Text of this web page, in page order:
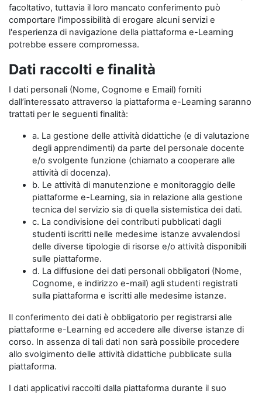
facoltativo, tuttavia il loro mancato conferimento può
comportare l'impossibilità di erogare alcuni servizi e
l'esperienza di navigazione della piattaforma e-Learning
potrebbe essere compromessa.
Dati raccolti e finalità
I dati personali (Nome, Cognome e Email) forniti
dall’interessato attraverso la piattaforma e-Learning saranno
trattati per le seguenti finalità:
a. La gestione delle attività didattiche (e di valutazione
degli apprendimenti) da parte del personale docente
e/o svolgente funzione (chiamato a cooperare alle
attività di docenza).
b. Le attività di manutenzione e monitoraggio delle
piattaforme e-Learning, sia in relazione alla gestione
tecnica del servizio sia di quella sistemistica dei dati.
c. La condivisione dei contributi pubblicati dagli
studenti iscritti nelle medesime istanze avvalendosi
delle diverse tipologie di risorse e/o attività disponibili
sulle piattaforme.
d. La diffusione dei dati personali obbligatori (Nome,
Cognome, e indirizzo e-mail) agli studenti registrati
sulla piattaforma e iscritti alle medesime istanze.
Il conferimento dei dati è obbligatorio per registrarsi alle
piattaforme e-Learning ed accedere alle diverse istanze di
corso. In assenza di tali dati non sarà possibile procedere
allo svolgimento delle attività didattiche pubblicate sulla
piattaforma.
I dati applicativi raccolti dalla piattaforma durante il suo